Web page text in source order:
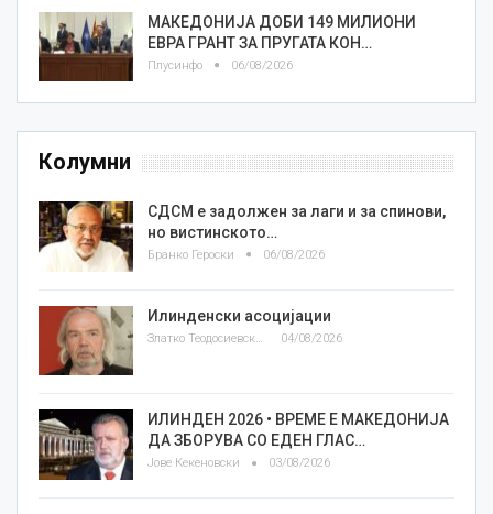
МАКЕДОНИЈА ДОБИ 149 МИЛИОНИ
ЕВРА ГРАНТ ЗА ПРУГАТА КОН…
Плусинфо 06/08/2026
Колумни
СДСМ е задолжен за лаги и за спинови,
но вистинското…
Бранко Героски 06/08/2026
Илинденски асоцијации
Златко Теодосиевски 04/08/2026
ИЛИНДЕН 2026 • ВРЕМЕ Е МАКЕДОНИЈА
ДА ЗБОРУВА СО ЕДЕН ГЛАС…
Јове Кекеновски 03/08/2026